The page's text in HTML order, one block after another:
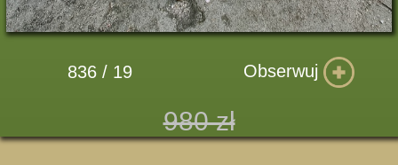
836 / 19 Obserwuj
980 zł